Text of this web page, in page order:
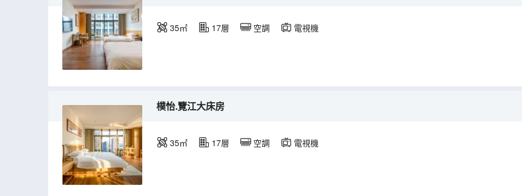
35㎡ 17層 空調 電視機
樸怡.覽江大床房
35㎡ 17層 空調 電視機